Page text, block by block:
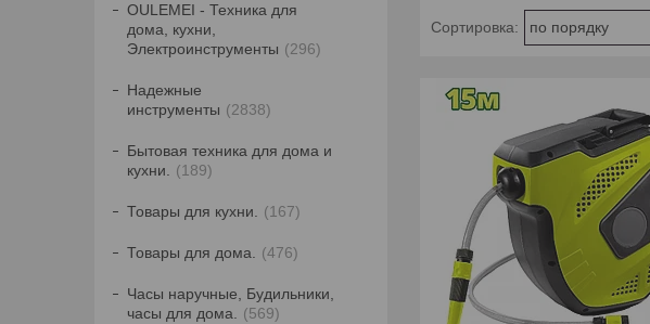
OULEMEI - Техника для
дома, кухни,
Электроинструменты
296
Надежные
инструменты
2838
Бытовая техника для дома и
кухни.
189
Товары для кухни. 167
Товары для дома. 476
Часы наручные, Будильники,
часы для дома.
569